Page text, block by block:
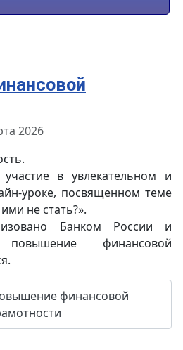
2026
в увлекательном и
уроке, посвященном теме
не стать?».
Банком России и
финансовой
финансовой